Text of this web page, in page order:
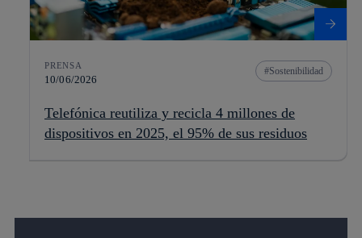
PRENSA
10/06/2026
Sostenibilidad
Telefónica reutiliza y recicla 4 millones de
dispositivos en 2025, el 95% de sus residuos